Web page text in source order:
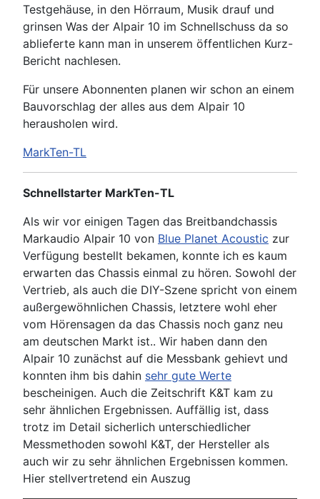
Testgehäuse, in den Hörraum, Musik drauf und
grinsen Was der Alpair 10 im Schnellschuss da so
ablieferte kann man in unserem öffentlichen Kurz-
Bericht nachlesen.
Für unsere Abonnenten planen wir schon an einem
Bauvorschlag der alles aus dem Alpair 10
herausholen wird.
MarkTen-TL
Schnellstarter MarkTen-TL
Als wir vor einigen Tagen das Breitbandchassis
Markaudio Alpair 10 von Blue Planet Acoustic zur
Verfügung bestellt bekamen, konnte ich es kaum
erwarten das Chassis einmal zu hören. Sowohl der
Vertrieb, als auch die DIY-Szene spricht von einem
außergewöhnlichen Chassis, letztere wohl eher
vom Hörensagen da das Chassis noch ganz neu
am deutschen Markt ist.. Wir haben dann den
Alpair 10 zunächst auf die Messbank gehievt und
konnten ihm bis dahin sehr gute Werte
bescheinigen. Auch die Zeitschrift K&T kam zu
sehr ähnlichen Ergebnissen. Auffällig ist, dass
trotz im Detail sicherlich unterschiedlicher
Messmethoden sowohl K&T, der Hersteller als
auch wir zu sehr ähnlichen Ergebnissen kommen.
Hier stellvertretend ein Auszug